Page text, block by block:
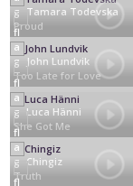
Tamara Todevska
Proud
John Lundvik
Too Late for Love
Luca Hänni
She Got Me
Chingiz
Truth